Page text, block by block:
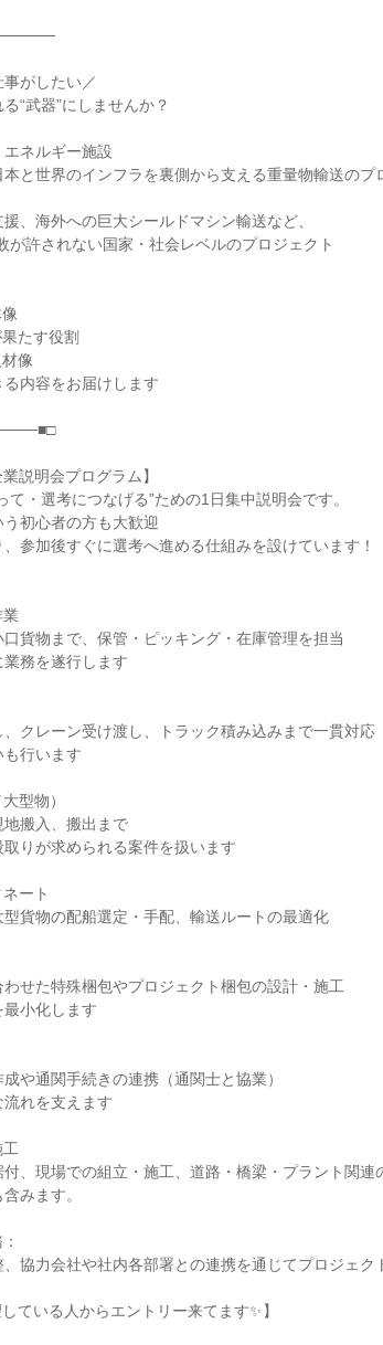
がしたい／
“武器”にしませんか？
ネルギー施設
と世界のインフラを裏側から支える重量物輸送のプ
、海外への巨大シールドマシン輸送など、
が許されない国家・社会レベルのプロジェクト
たす役割
像
内容をお届けします
説明会プログラム】
て・選考につなげる”ための1日集中説明会です。
う初心者の方も大歓迎
参加後すぐに選考へ進める仕組みを設けています！
貨物まで、保管・ピッキング・在庫管理を担当
務を遂行します
クレーン受け渡し、トラック積み込みまで一貫対応
行います
型物）
搬入、搬出まで
りが求められる案件を扱います
ート
貨物の配船選定・手配、輸送ルートの最適化
せた特殊梱包やプロジェクト梱包の設計・施工
小化します
や通関手続きの連携（通関士と協業）
れを支えます
、現場での組立・施工、道路・橋梁・プラント関連
みます。
、協力会社や社内各部署との連携を通じてプロジェク
ている人からエントリー来てます✨】